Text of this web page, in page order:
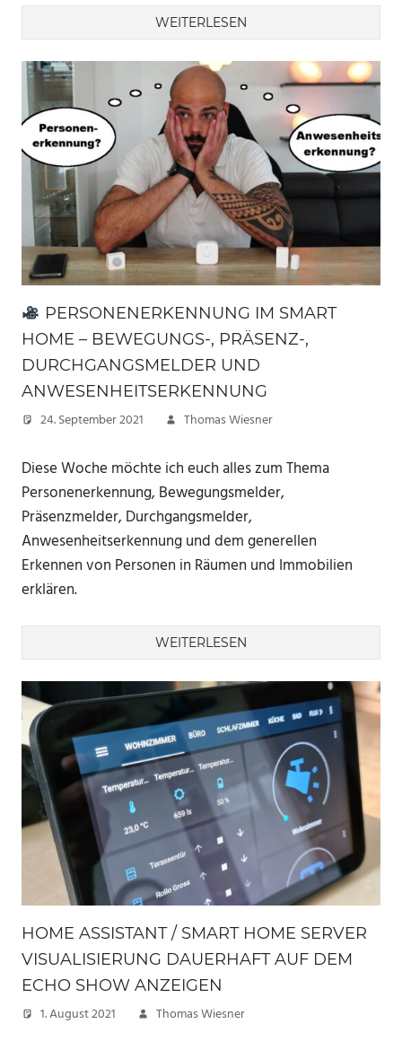
WEITERLESEN
PERSONENERKENNUNG IM SMART
HOME – BEWEGUNGS-, PRÄSENZ-,
DURCHGANGSMELDER UND
ANWESENHEITSERKENNUNG
24. September 2021 Thomas Wiesner
Diese Woche möchte ich euch alles zum Thema
Personenerkennung, Bewegungsmelder,
Präsenzmelder, Durchgangsmelder,
Anwesenheitserkennung und dem generellen
Erkennen von Personen in Räumen und Immobilien
erklären.
WEITERLESEN
HOME ASSISTANT / SMART HOME SERVER
VISUALISIERUNG DAUERHAFT AUF DEM
ECHO SHOW ANZEIGEN
1. August 2021 Thomas Wiesner